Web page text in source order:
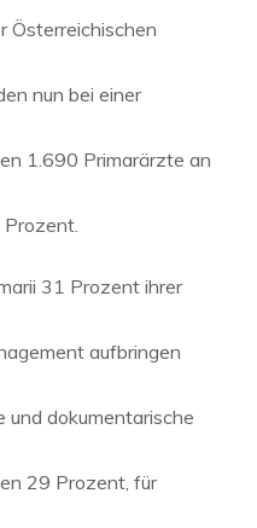
Österreichischen
nun bei einer
1.690 Primarärzte an
31 Prozent ihrer
aufbringen
dokumentarische
29 Prozent, für